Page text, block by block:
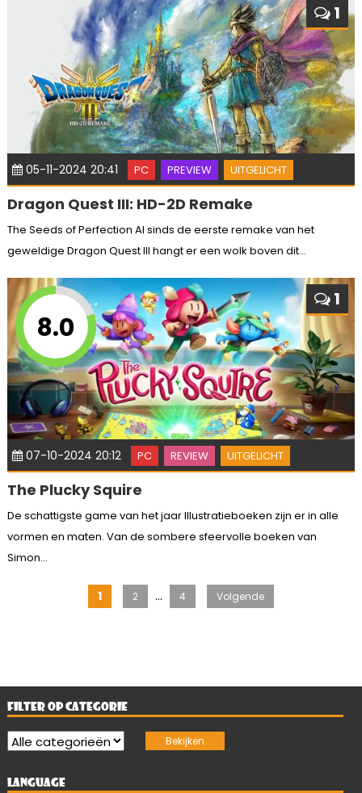
1
05-11-2024 20:41 PC PREVIEW UITGELICHT
Dragon Quest III: HD-2D Remake
The Seeds of Perfection Al sinds de eerste remake van het
geweldige Dragon Quest III hangt er een wolk boven dit...
8.0
1
07-10-2024 20:12 PC REVIEW UITGELICHT
The Plucky Squire
De schattigste game van het jaar Illustratieboeken zijn er in alle
vormen en maten. Van de sombere sfeervolle boeken van
Simon...
Berichten
1 2 … 4 Volgende
FILTER OP CATEGORIE
LANGUAGE